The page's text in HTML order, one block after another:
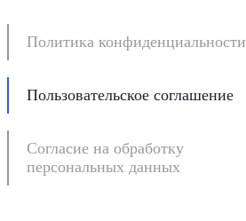
Политика конфиденциальности
Пользовательское соглашение
Согласие на обработку
персональных данных